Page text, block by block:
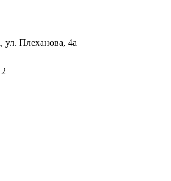
ул. Плеханова, 4а